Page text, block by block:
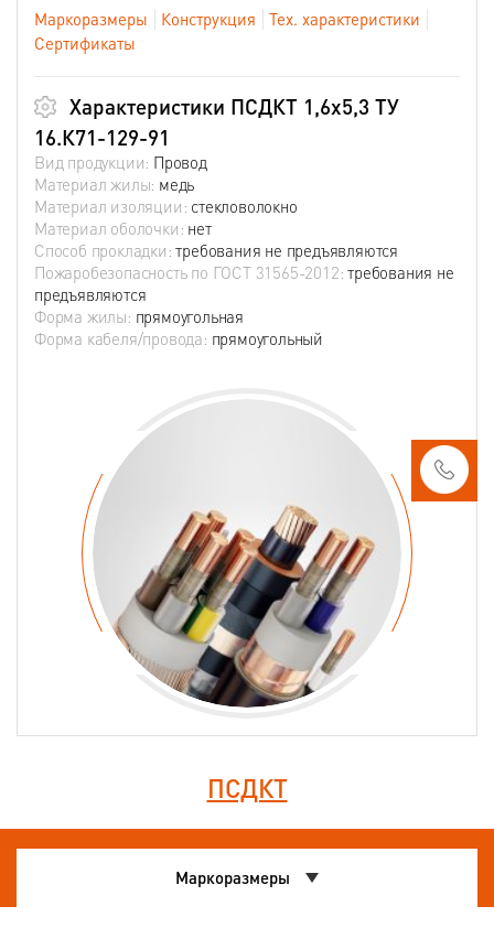
Маркоразмеры
Конструкция
Тех. характеристики
Сертификаты
Характеристики ПСДКТ 1,6х5,3 ТУ
16.К71-129-91
Вид продукции: Провод
Материал жилы: медь
Материал изоляции: стекловолокно
Материал оболочки: нет
Способ прокладки:требования не предъявляются
Пожаробезопасность по ГОСТ 31565-2012:требования не
предъявляются
Форма жилы: прямоугольная
Форма кабеля/провода: прямоугольный
ПСДКТ
Маркоразмеры